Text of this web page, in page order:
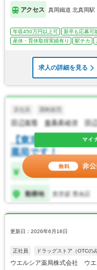
アクセス 真岡鐵道 北真岡駅
年収450万円以上可 新卒も応募可
産休・育休取得実績有り
駅チカ
求人の詳細を見る
更新日：2026年6月18日
正社員 ドラッグストア（OTCのみ
ウエルシア薬局株式会社 ウエ